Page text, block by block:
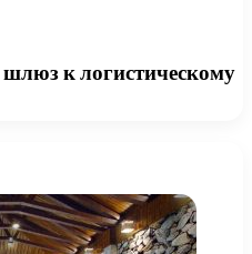
к логистическому